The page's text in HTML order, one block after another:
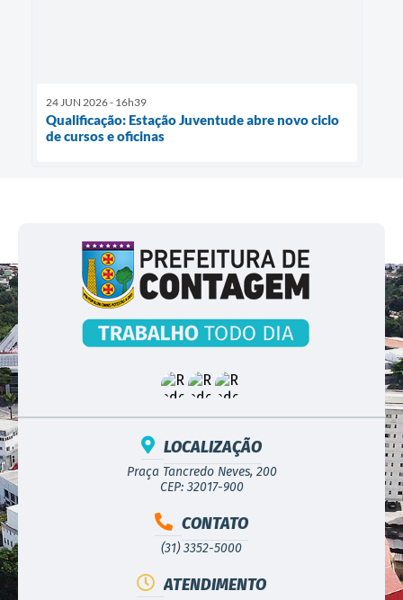
24 JUN 2026 - 16h39
Qualificação: Estação Juventude abre novo ciclo
de cursos e oficinas
LOCALIZAÇÃO
Praça Tancredo Neves, 200
CEP: 32017-900
CONTATO
(31) 3352-5000
ATENDIMENTO